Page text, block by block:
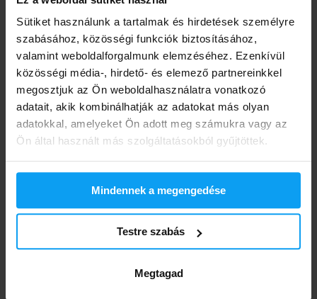
Sütiket használunk a tartalmak és hirdetések személyre
szabásához, közösségi funkciók biztosításához,
valamint weboldalforgalmunk elemzéséhez. Ezenkívül
közösségi média-, hirdető- és elemező partnereinkkel
megosztjuk az Ön weboldalhasználatra vonatkozó
adatait, akik kombinálhatják az adatokat más olyan
adatokkal, amelyeket Ön adott meg számukra vagy az
Ön által használt más szolgáltatásokból gyűjtöttek.
Mindennek a megengedése
Testre szabás
Megtagad
BodyWorld
Soy Protein Isolate 30 g
RAKTÁRON
Voxberg
Women's Protein 30 g
RAKTÁRON